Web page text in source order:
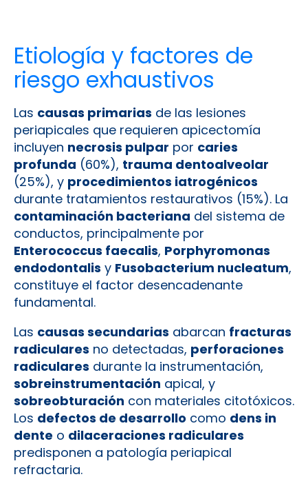
Etiología y factores de
riesgo exhaustivos
Las causas primarias de las lesiones
periapicales que requieren apicectomía
incluyen necrosis pulpar por caries
profunda (60%), trauma dentoalveolar
(25%), y procedimientos iatrogénicos
durante tratamientos restaurativos (15%). La
contaminación bacteriana del sistema de
conductos, principalmente por
Enterococcus faecalis, Porphyromonas
endodontalis y Fusobacterium nucleatum,
constituye el factor desencadenante
fundamental.
Las causas secundarias abarcan fracturas
radiculares no detectadas, perforaciones
radiculares durante la instrumentación,
sobreinstrumentación apical, y
sobreobturación con materiales citotóxicos.
Los defectos de desarrollo como dens in
dente o dilaceraciones radiculares
predisponen a patología periapical
refractaria.